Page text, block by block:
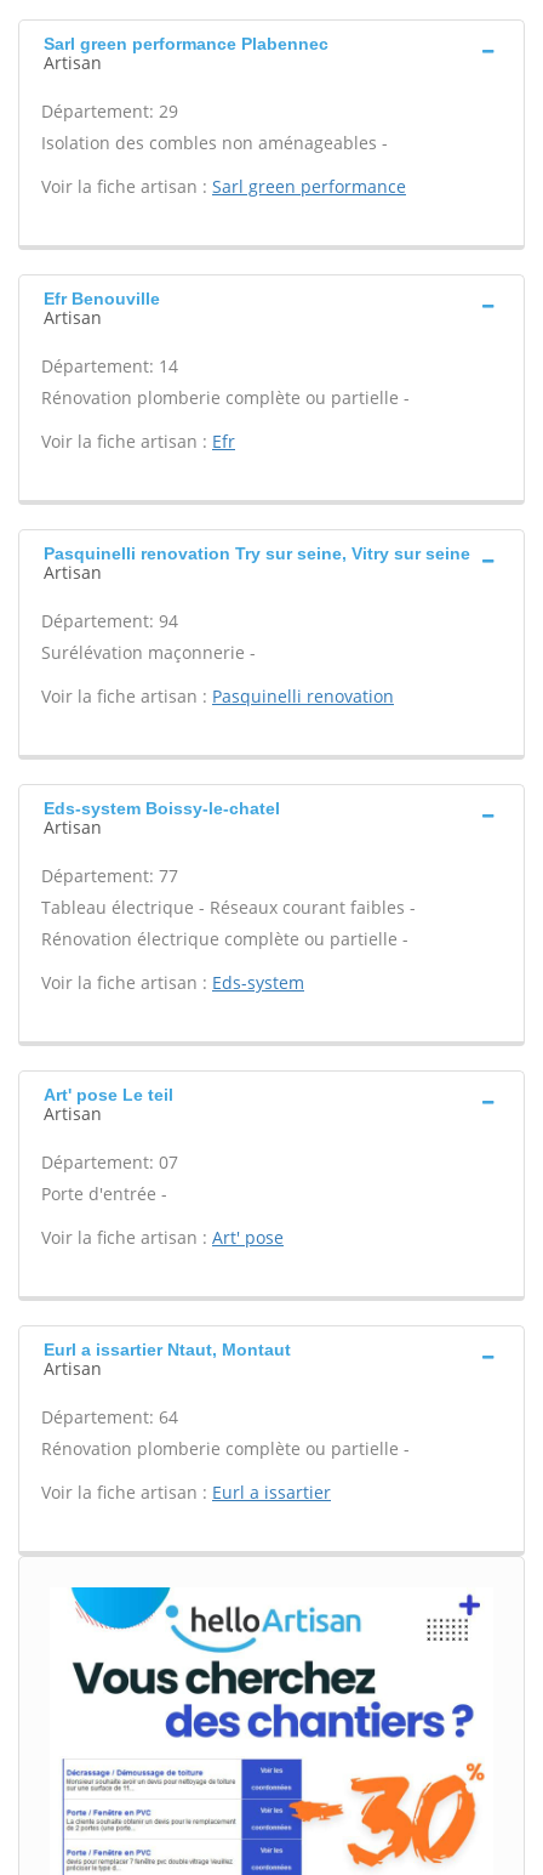
Sarl green performance Plabennec
Artisan
Département: 29
Isolation des combles non aménageables -
Voir la fiche artisan : Sarl green performance
Efr Benouville
Artisan
Département: 14
Rénovation plomberie complète ou partielle -
Voir la fiche artisan : Efr
Pasquinelli renovation Try sur seine, Vitry sur seine
Artisan
Département: 94
Surélévation maçonnerie -
Voir la fiche artisan : Pasquinelli renovation
Eds-system Boissy-le-chatel
Artisan
Département: 77
Tableau électrique - Réseaux courant faibles -
Rénovation électrique complète ou partielle -
Voir la fiche artisan : Eds-system
Art' pose Le teil
Artisan
Département: 07
Porte d'entrée -
Voir la fiche artisan : Art' pose
Eurl a issartier Ntaut, Montaut
Artisan
Département: 64
Rénovation plomberie complète ou partielle -
Voir la fiche artisan : Eurl a issartier